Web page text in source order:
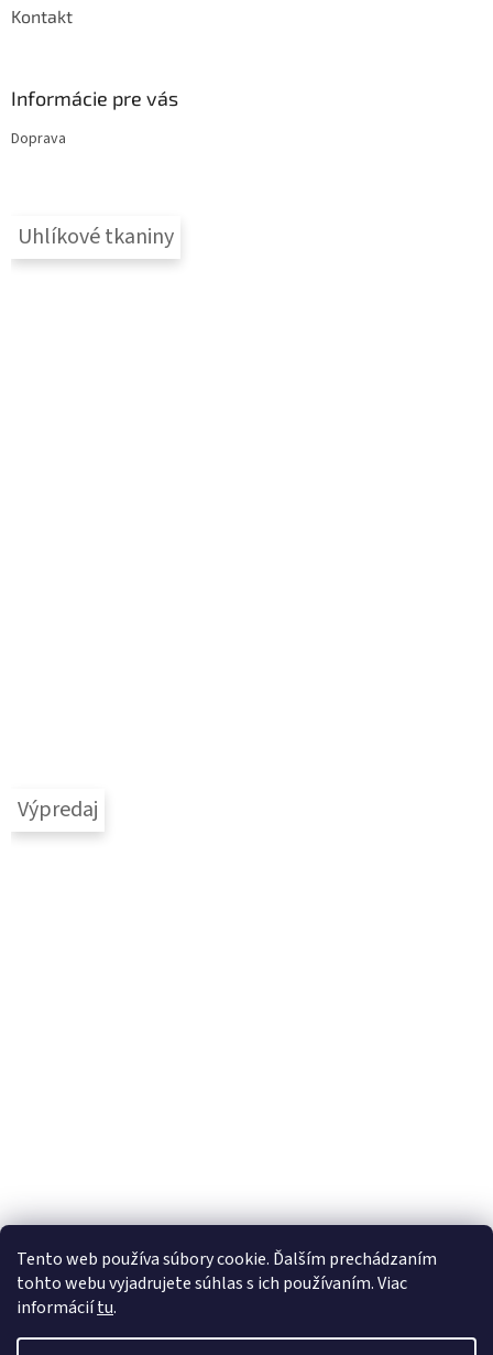
Tento web používa súbory cookie. Ďalším prechádzaním
tohto webu vyjadrujete súhlas s ich používaním. Viac
informáciítu.
Kontakt
Informácie pre vás
Doprava
Uhlíkové tkaniny
Výpredaj